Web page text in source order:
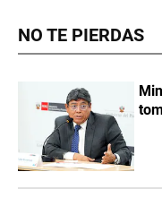
NO TE PIERDAS